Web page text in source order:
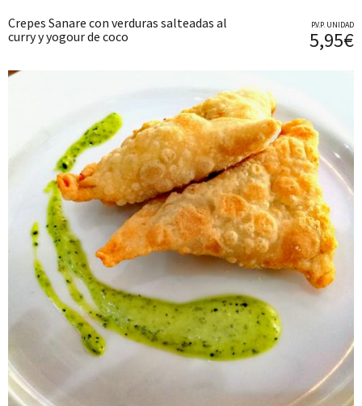
Crepes Sanare con verduras salteadas al
curry y yogour de coco
P.V.P. UNIDAD
5,95€